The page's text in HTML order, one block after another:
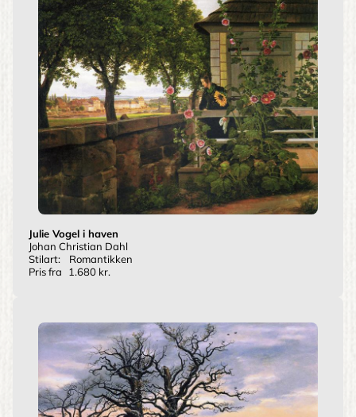
Julie Vogel i haven
Johan Christian Dahl
Stilart:
Romantikken
Pris fra
1.680 kr.